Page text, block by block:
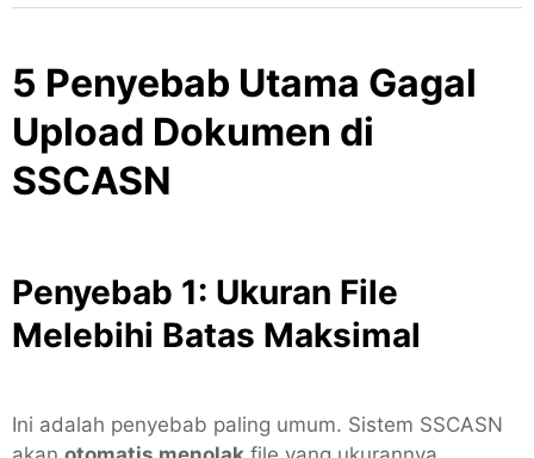
5 Penyebab Utama Gagal
Upload Dokumen di
SSCASN
Penyebab 1: Ukuran File
Melebihi Batas Maksimal
Ini adalah penyebab paling umum. Sistem SSCASN